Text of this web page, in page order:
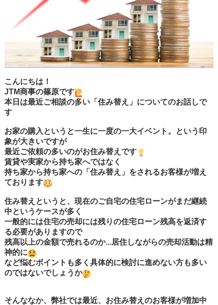
こんにちは！
JTM商事の篠原です
本日は最近ご相談の多い「住み替え」についてのお話しで
す
お家の購入というと一生に一度の一大イベント。という印
象が大きいですが
最近ご依頼の多いのがお住み替えです
賃貸や実家から持ち家へではなく
持ち家から持ち家への「住み替え」をされるお客様が増え
ております
住み替えというと、現在のご自宅の住宅ローンがまだ継続
中というケースが多く
一般的には住宅の売却には残りの住宅ローン残高を返済す
る必要がありますので
残高以上の金額で売れるのか...居住しながらの売却活動は精
神的に
など悩むポイントも多く具体的に検討に進めない方も多い
のではないでしょうか
そんななか、弊社では最近、お住み替えのお客様が増加中